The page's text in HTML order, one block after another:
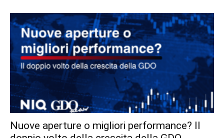
Nuove aperture o migliori performance? Il